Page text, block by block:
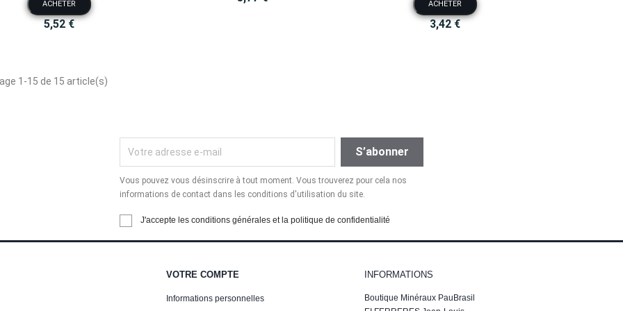
ACHETER
5,52 €
ACHETER
3,42 €
1-15 de 15 article(s)
Vous pouvez vous désinscrire à tout moment. Vous trouverez pour cela nos
informations de contact dans les conditions d'utilisation du site.
J'accepte les conditions générales et la politique de confidentialité
VOTRE COMPTE
Informations personnelles
INFORMATIONS
Boutique Minéraux PauBrasil